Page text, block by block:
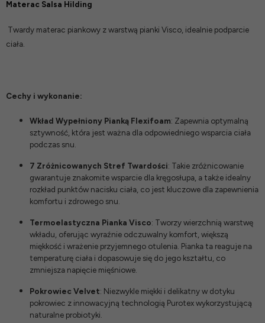
Materac Salsa Hilding
Twardy materac piankowy z warstwą pianki Visco, idealnie podparcie
ciała.
Cechy i wykonanie:
Wkład Wypełniony Pianką Flexifoam: Zapewnia optymalną
sztywność, która jest ważna dla odpowiedniego wsparcia ciała
podczas snu.
7 Zróżnicowanych Stref Twardości: Takie zróżnicowanie
gwarantuje znakomite wsparcie dla kręgosłupa, a także idealny
rozkład punktów nacisku ciała, co jest kluczowe dla zapewnienia
komfortu i zdrowego snu.
Termoelastyczna Pianka Visco: Tworzy wierzchnią warstwę
wkładu, oferując wyraźnie odczuwalny komfort, większą
miękkość i wrażenie przyjemnego otulenia. Pianka ta reaguje na
temperaturę ciała i dopasowuje się do jego kształtu, co
zmniejsza napięcie mięśniowe.
Pokrowiec Velvet: Niezwykle miękki i delikatny w dotyku
pokrowiec z innowacyjną technologią Purotex wykorzystującą
naturalne probiotyki.